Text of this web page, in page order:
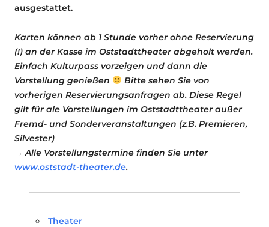
ausgestattet.
Karten können ab 1 Stunde vorher ohne Reservierung
(!) an der Kasse im Oststadttheater abgeholt werden.
Einfach Kulturpass vorzeigen und dann die
Vorstellung genießen
Bitte sehen Sie von
vorherigen Reservierungsanfragen ab. Diese Regel
gilt für ale Vorstellungen im Oststadttheater außer
Fremd- und Sonderveranstaltungen (z.B. Premieren,
Silvester)
→ Alle Vorstellungstermine finden Sie unter
www.oststadt-theater.de.
Theater